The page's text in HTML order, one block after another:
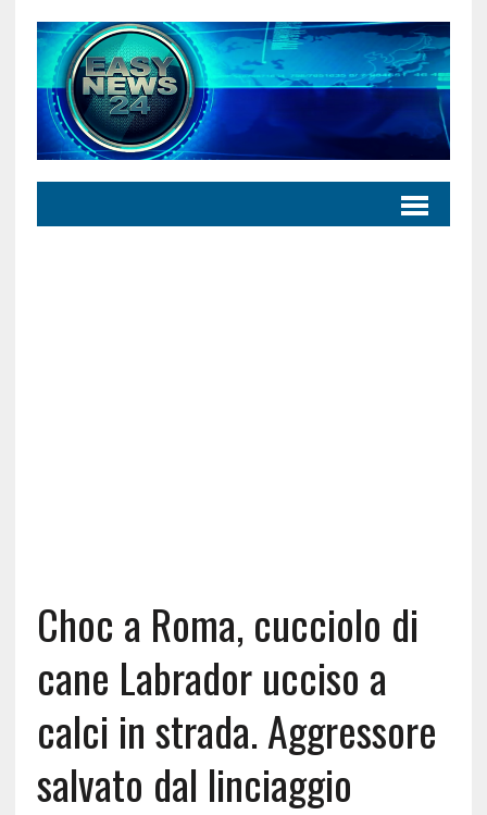
Choc a Roma, cucciolo di
cane Labrador ucciso a
calci in strada. Aggressore
salvato dal linciaggio